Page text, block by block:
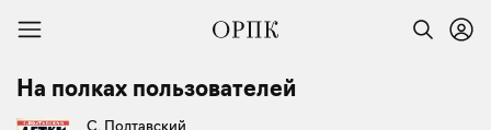
На полках пользователей
С. Полтавский